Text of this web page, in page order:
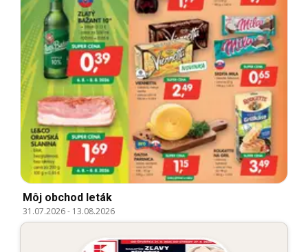
Môj obchod leták
31.07.2026- 13.08.2026